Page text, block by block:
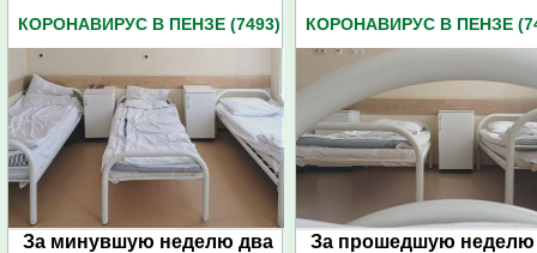
КОРОНАВИРУС В ПЕНЗЕ (7493)
За минувшую неделю два
КОРОНАВИРУС В ПЕНЗЕ
За прошедшую неделю